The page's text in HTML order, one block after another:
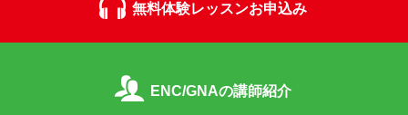
無料体験レッスンお申込み
ENC/GNAの講師紹介